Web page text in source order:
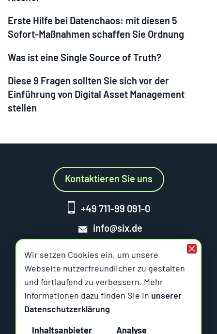
Erste Hilfe bei Datenchaos: mit diesen 5
Sofort-Maßnahmen schaffen Sie Ordnung
Was ist eine Single Source of Truth?
Diese 9 Fragen sollten Sie sich vor der
Einführung von Digital Asset Management
stellen
Six Offene Systeme
Kontaktieren Sie uns
+49 711-99 091-0
info@six.de
Wir setzen Cookies ein, um unsere
Webseite nutzerfreundlicher zu gestalten
und fortlaufend zu verbessern. Mehr
Informationen dazu finden Sie in unserer
Datenschutzerklärung
Inhaltsanbieter
Analyse